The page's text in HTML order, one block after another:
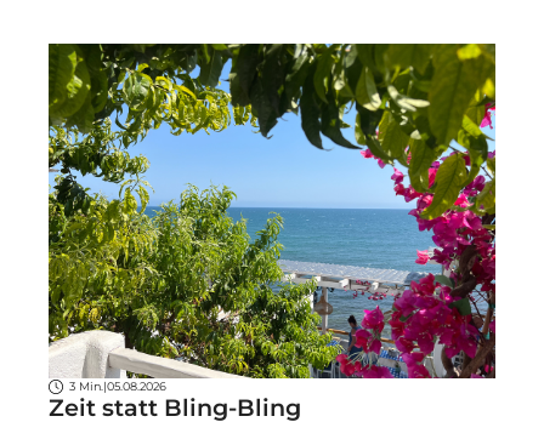
3 Min. |05.08.2026
Zeit statt Bling-Bling